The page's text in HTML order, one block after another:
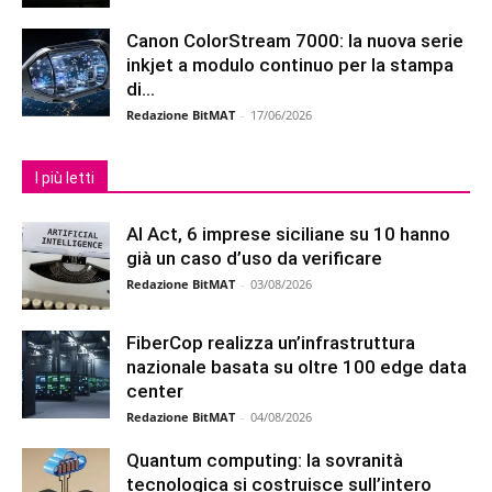
Canon ColorStream 7000: la nuova serie
inkjet a modulo continuo per la stampa
di...
Redazione BitMAT - 17/06/2026
I più letti
AI Act, 6 imprese siciliane su 10 hanno
già un caso d’uso da verificare
Redazione BitMAT - 03/08/2026
FiberCop realizza un’infrastruttura
nazionale basata su oltre 100 edge data
center
Redazione BitMAT - 04/08/2026
Quantum computing: la sovranità
tecnologica si costruisce sull’intero